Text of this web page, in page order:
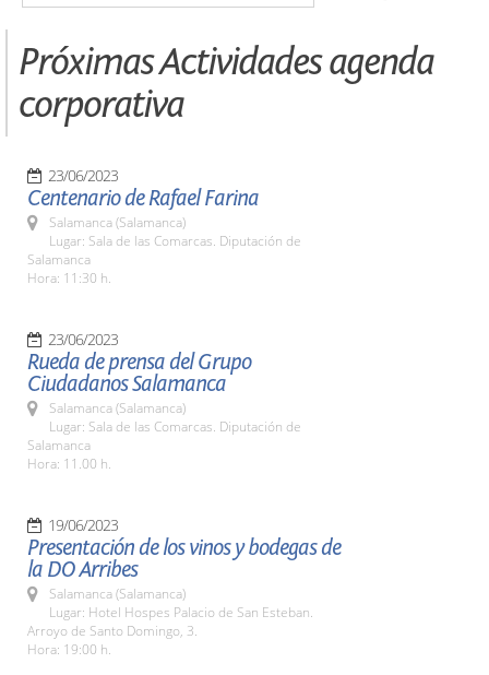
Próximas Actividades agenda
corporativa
23/06/2023
Centenario de Rafael Farina
Salamanca (Salamanca)
Lugar: Sala de las Comarcas. Diputación de
Salamanca
Hora: 11:30 h.
23/06/2023
Rueda de prensa del Grupo
Ciudadanos Salamanca
Salamanca (Salamanca)
Lugar: Sala de las Comarcas. Diputación de
Salamanca
Hora: 11.00 h.
19/06/2023
Presentación de los vinos y bodegas de
la DO Arribes
Salamanca (Salamanca)
Lugar: Hotel Hospes Palacio de San Esteban.
Arroyo de Santo Domingo, 3.
Hora: 19:00 h.